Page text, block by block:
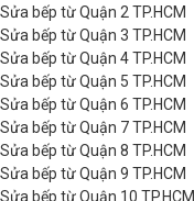
Sửa bếp từ Quận 2 TP.HCM
Sửa bếp từ Quận 3 TP.HCM
Sửa bếp từ Quận 4 TP.HCM
Sửa bếp từ Quận 5 TP.HCM
Sửa bếp từ Quận 6 TP.HCM
Sửa bếp từ Quận 7 TP.HCM
Sửa bếp từ Quận 8 TP.HCM
Sửa bếp từ Quận 9 TP.HCM
Sửa bếp từ Quận 10 TP.HCM